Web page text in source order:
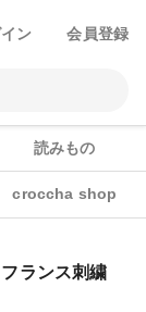
ン 会員登録
読みもの
croccha shop
ランス刺繍